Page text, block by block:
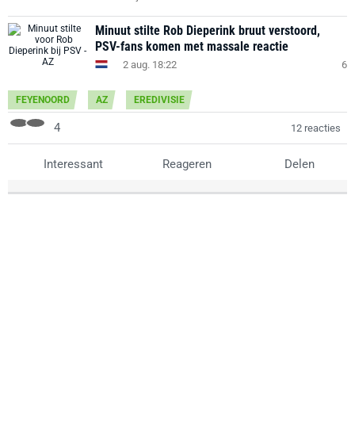
Minuut stilte Rob Dieperink bruut verstoord,
PSV-fans komen met massale reactie
2 aug. 18:22 6
FEYENOORD AZ EREDIVISIE
4 12 reacties
Interessant Reageren Delen